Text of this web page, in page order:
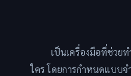
เป็นเครื่องมือที่ช่วย
ใคร โดยการกำหนดแบบจ